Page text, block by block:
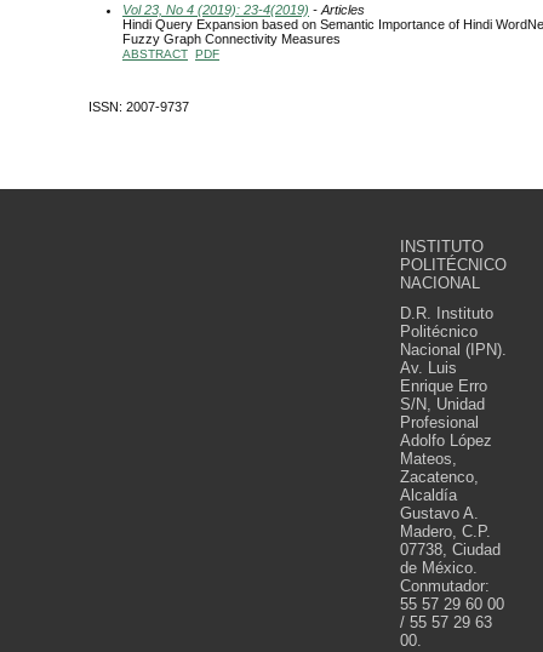
Vol 23, No 4 (2019): 23-4(2019) - Articles
Hindi Query Expansion based on Semantic Importance of Hindi
Fuzzy Graph Connectivity Measures
ABSTRACT PDF
ISSN: 2007-9737
INSTITUTO
POLITÉCNICO
NACIONAL
D.R. Instituto
Politécnico
Nacional (IPN).
Av. Luis
Enrique Erro
S/N, Unidad
Profesional
Adolfo López
Mateos,
Zacatenco,
Alcaldía
Gustavo A.
Madero, C.P.
07738, Ciudad
de México.
Conmutador:
55 57 29 60 00
/ 55 57 29 63
00.